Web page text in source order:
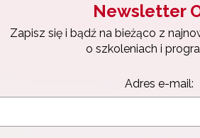
Newsletter
Zapisz się i bądź na bieżąco z
o szkoleniach i
Adres e-mail: